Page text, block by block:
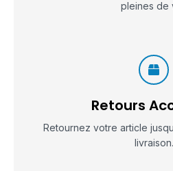
pleines de
Retours
Retournez votre article
livraison.